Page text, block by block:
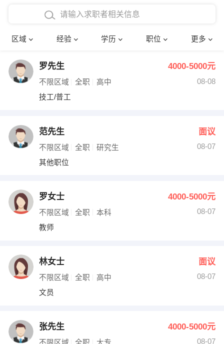
区域 经验 学历 职位 更多
在校学生工作经验
四年以上工作经验
五年以上工作经验
博士
文员 护士
财务会计
网络IT
收银员
水电/机修
编辑
其他职位
确定
罗先生 4000-5000元
不限区域 全职 高中
08-08
技工/普工
范先生 面议
不限区域 全职 研究生
08-07
其他职位
罗女士 4000-5000元
不限区域 全职 本科
08-07
教师
林女士 面议
不限区域 全职 高中
08-07
文员
张先生 4000-5000元
08-07